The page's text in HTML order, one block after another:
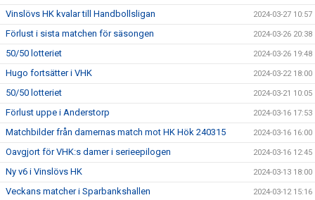
Vinslövs HK kvalar till Handbollsligan 2024-03-27 10:57
Förlust i sista matchen för säsongen 2024-03-26 20:38
50/50 lotteriet 2024-03-26 19:48
Hugo fortsätter i VHK 2024-03-22 18:00
50/50 lotteriet 2024-03-21 10:05
Förlust uppe i Anderstorp 2024-03-16 17:53
Matchbilder från damernas match mot HK Hök 240315 2024-03-16 16:00
Oavgjort för VHK:s damer i serieepilogen 2024-03-16 12:45
Ny v6 i Vinslövs HK 2024-03-13 18:00
Veckans matcher i Sparbankshallen 2024-03-12 15:16